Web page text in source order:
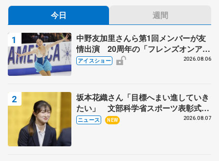
今日 週間
中野友加里さんら第1回メンバーが友
情出演 20周年の「フレンズオンアイ
ス」 宮本賢二さん、有川梨絵さん、
アイスショー 2026.08.06
坂本花織さん「目標へまい進していき
たい」 文部科学省スポーツ表彰式で
代表謝辞
ニュース NEW 2026.08.07